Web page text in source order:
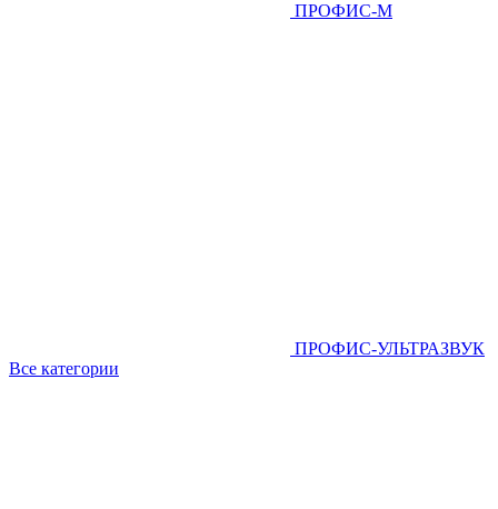
ПРОФИС-М
ПРОФИС-УЛЬТРАЗВУК
Все категории